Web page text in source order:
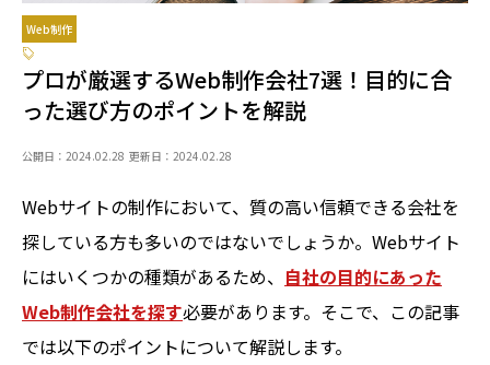
Web制作
プロが厳選するWeb制作会社7選！目的に合
った選び方のポイントを解説
公開日：2024.02.28 更新日：2024.02.28
Webサイトの制作において、質の高い信頼できる会社を
探している方も多いのではないでしょうか。Webサイト
にはいくつかの種類があるため、 自社の目的にあった
Web制作会社を探す必要があります。そこで、この記事
では以下のポイントについて解説します。